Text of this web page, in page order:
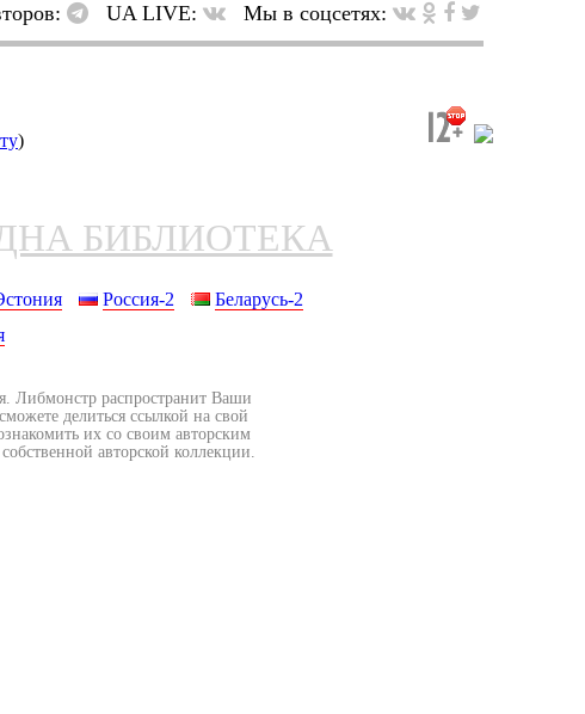
UA LIVE: Мы в соцсетях:
)
БИБЛИОТЕКА
Россия-2
Беларусь-2
Либмонстр распространит Ваши
делиться ссылкой на свой
их со своим авторским
авторской коллекции.